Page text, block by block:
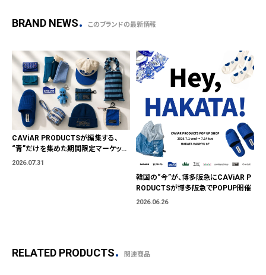
BRAND NEWS このブランドの最新情報
CAViAR PRODUCTSが編集する、
“青”だけを集めた期間限定マーケット
「BLUE MARKET」が横浜に。ブランド
2026.07.31
韓国の“今”が、博多阪急にCAViAR P
RODUCTSが博多阪急でPOPUP開催
2026.06.26
RELATED PRODUCTS 関連商品